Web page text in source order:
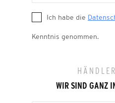
Ich habe die
Kenntnis genommen.
WIR SIND GANZ